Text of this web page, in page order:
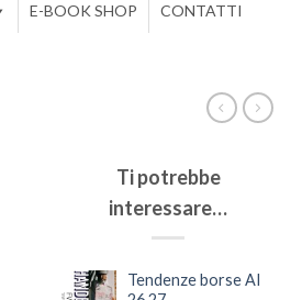
E-BOOK SHOP CONTATTI
Ti potrebbe
interessare…
Tendenze borse AI